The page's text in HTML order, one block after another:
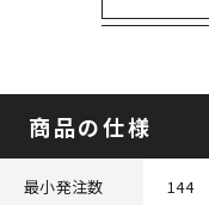
商品の仕様
最小発注数 144